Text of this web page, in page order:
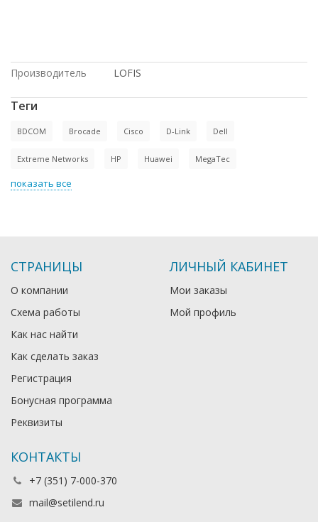
Производитель
LOFIS
Теги
BDCOM Brocade Cisco D-Link Dell
Extreme Networks HP Huawei MegaTec
показать все
СТРАНИЦЫ
О компании
Схема работы
Как нас найти
Как сделать заказ
Регистрация
Бонусная программа
Реквизиты
ЛИЧНЫЙ КАБИНЕТ
Мои заказы
Мой профиль
КОНТАКТЫ
+7 (351) 7-000-370
mail@setilend.ru